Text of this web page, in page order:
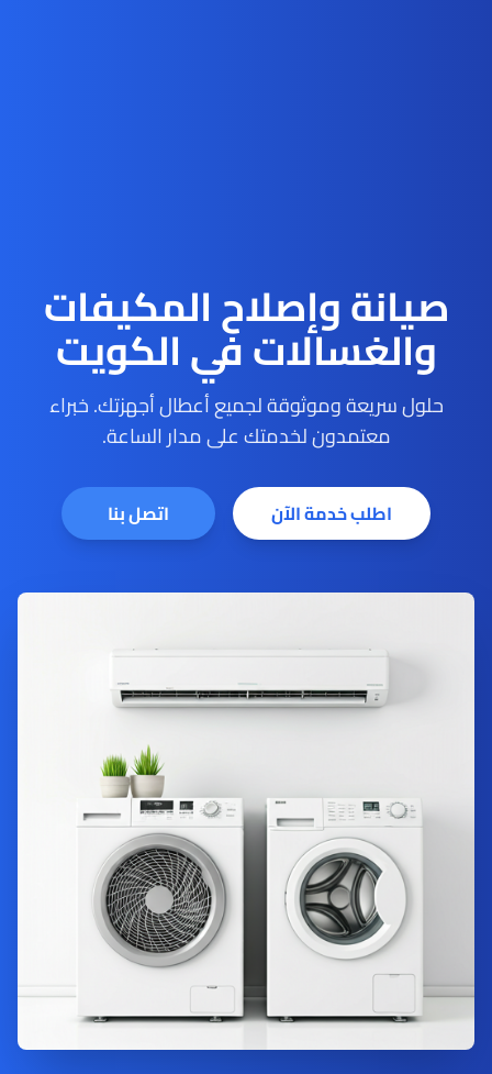
صيانة وإصلاح المكيفات
والغسالات في الكويت
حلول سريعة وموثوقة لجميع أعطال أجهزتك. خبراء
معتمدون لخدمتك على مدار الساعة.
اطلب خدمة الآن اتصل بنا